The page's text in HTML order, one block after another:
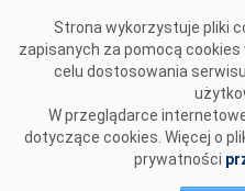
Strona wykorzystuje pliki
zapisanych za pomocą
celu dostosowania
W przeglądarce
dotyczące cookies. Więcej o
prywatności